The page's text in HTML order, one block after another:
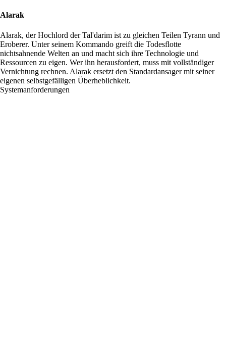
Alarak
Alarak, der Hochlord der Tal'darim ist zu gleichen Teilen Tyrann und
Eroberer. Unter seinem Kommando greift die Todesflotte
nichtsahnende Welten an und macht sich ihre Technologie und
Ressourcen zu eigen. Wer ihn herausfordert, muss mit vollständiger
Vernichtung rechnen. Alarak ersetzt den Standardansager mit seiner
eigenen selbstgefälligen Überheblichkeit.
Systemanforderungen